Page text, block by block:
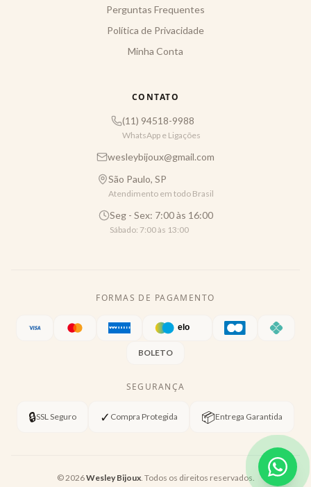
Perguntas Frequentes
Política de Privacidade
Minha Conta
CONTATO
(11) 94518-9988
WhatsApp e Ligações
wesleybijoux@gmail.com
São Paulo, SP
Atendimento em todo Brasil
Seg - Sex: 7:00 às 16:00
Sábado: 7:00 às 13:00
FORMAS DE PAGAMENTO
BOLETO
SEGURANÇA
🔒SSL Seguro ✓ Compra Protegida 📦Entrega Garantida
©2026Wesley Bijoux. Todos os direitos reservados.